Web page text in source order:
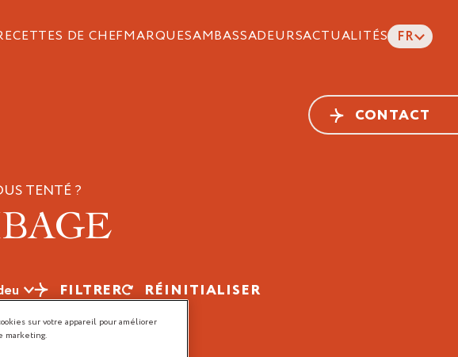
DE CHEFMARQUESAMBASSADEURSACTUALITÉS FR
CONTACT
TENTÉ ?
FILTRER RÉINITIALISER
sur votre appareil pour améliorer
marketing.